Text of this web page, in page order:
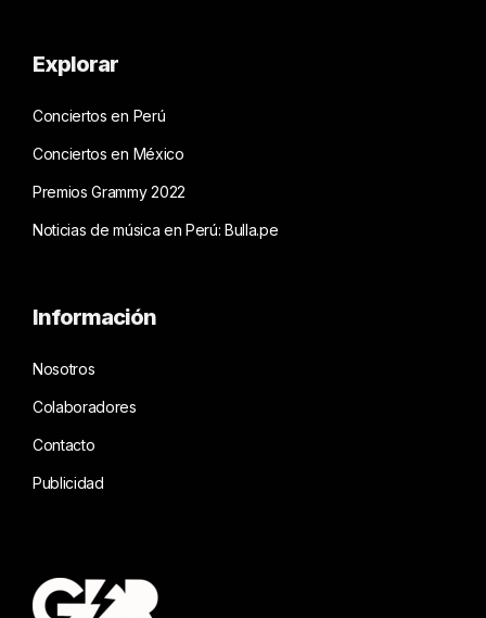
Explorar
Conciertos en Perú
Conciertos en México
Premios Grammy 2022
Noticias de música en Perú: Bulla.pe
Información
Nosotros
Colaboradores
Contacto
Publicidad